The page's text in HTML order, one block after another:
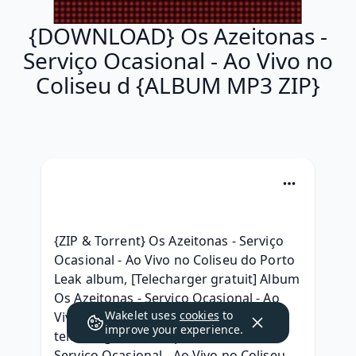
{DOWNLOAD} Os Azeitonas -
Serviço Ocasional - Ao Vivo no
Coliseu d {ALBUM MP3 ZIP}
{ZIP & Torrent} Os Azeitonas - Serviço
Ocasional - Ao Vivo no Coliseu do Porto
Leak album, [Telecharger gratuit] Album
Os Azeitonas - Serviço Ocasional - Ao
Vivo no Coliseu do Porto (2015)
telecharger, [320 kbps] Os Azeitonas -
Wakelet uses cookies to
improve your experience.